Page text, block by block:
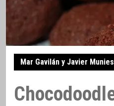
Mar Gavilán y Javier